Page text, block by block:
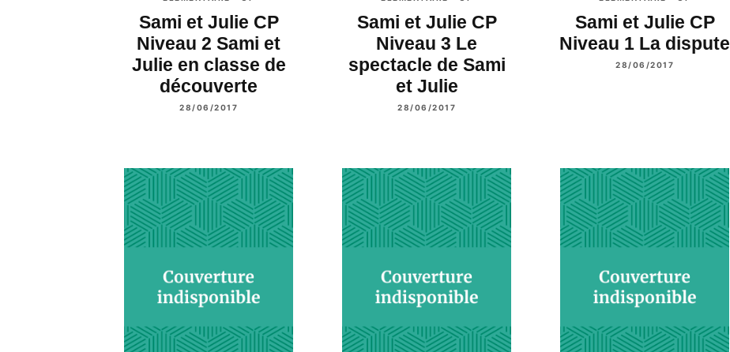
Sami et Julie CP
Niveau 2 Sami et
Julie en classe de
découverte
28/06/2017
Sami et Julie CP
Niveau 3 Le
spectacle de Sami
et Julie
28/06/2017
Sami et Julie CP
Niveau 1 La dispute
28/06/2017